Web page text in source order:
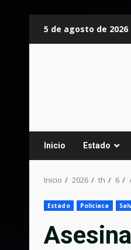
5 de agosto de 2026
Inicio Estado
Inicio 2026 th 6
Estado Policiaca